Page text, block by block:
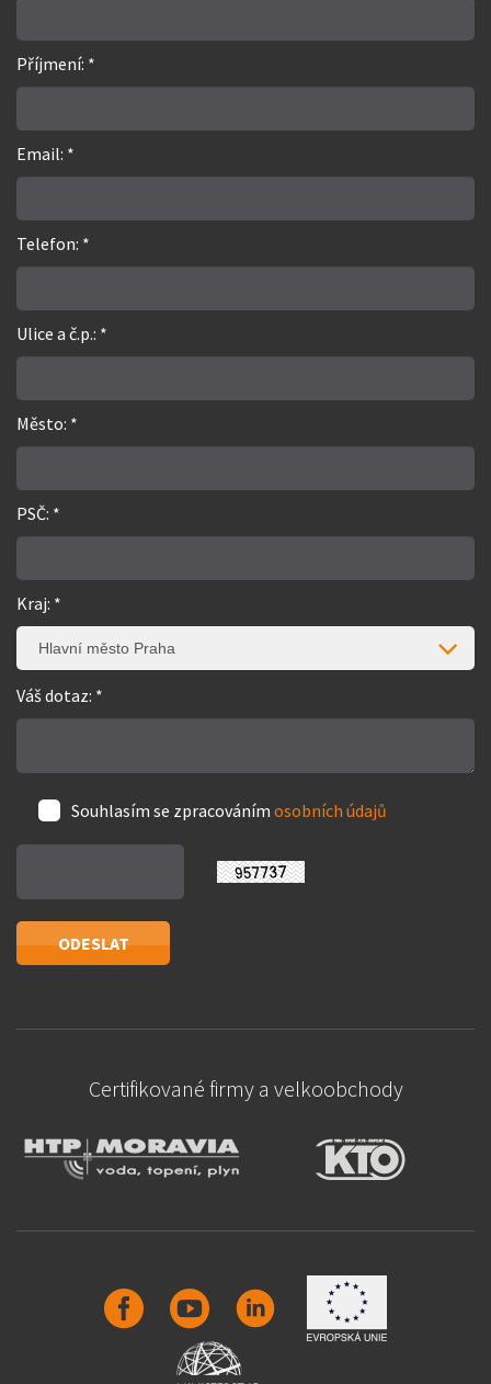
Příjmení: *
Email: *
Telefon: *
Ulice a č.p.: *
Město: *
PSČ: *
Kraj: *
Hlavní město Praha
Váš dotaz: *
Souhlasím se zpracováním osobních údajů
Certifikované firmy a velkoobchody